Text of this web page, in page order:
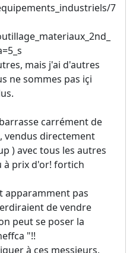
7
mais j'ai d'autres
ne sommes pas içi
carrément de
vendus directement
) avec tous les autres
à prix d'or! fortich
apparamment pas
de vendre
peut se poser la
"!!
à ces messieurs,